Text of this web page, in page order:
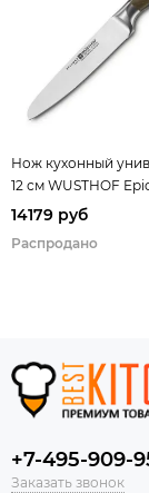
Нож кухонный
12 см WUSTHOF
(Золинген) арт. 3966/
14179 руб
Распродано
+7-495-909-
Заказать звонок